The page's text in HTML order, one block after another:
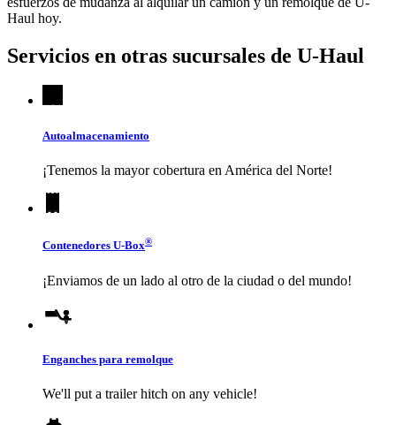
Haul hoy.
Servicios en otras sucursales de U-Haul
Autoalmacenamiento
¡Tenemos la mayor cobertura en América del Norte!
Contenedores U-Box®
¡Enviamos de un lado al otro de la ciudad o del mundo!
Enganches para remolque
We'll put a trailer hitch on any vehicle!